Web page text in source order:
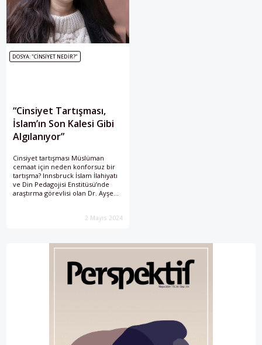
DOSYA: "CINSIYET NEDIR?"
“Cinsiyet Tartışması,
İslam’ın Son Kalesi Gibi
Algılanıyor”
Cinsiyet tartışması Müslüman
cemaat için neden konforsuz bir
tartışma? Innsbruck İslam İlahiyatı
ve Din Pedagojisi Enstitüsü’nde
araştırma görevlisi olan Dr. Ayşe
2 Mayıs 2024